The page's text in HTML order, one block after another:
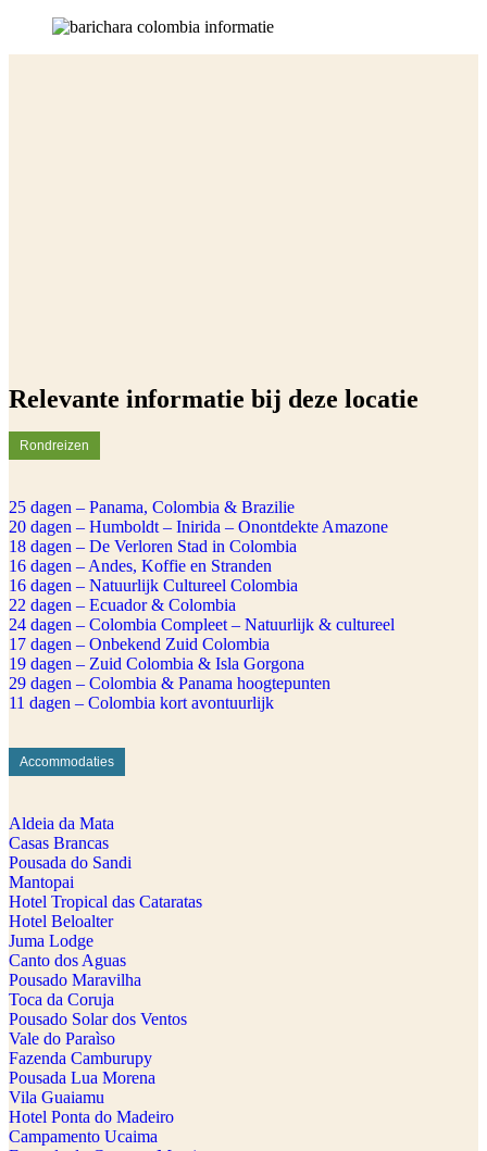
Relevante informatie bij deze locatie
Rondreizen
25 dagen – Panama, Colombia & Brazilie
20 dagen – Humboldt – Inirida – Onontdekte Amazone
18 dagen – De Verloren Stad in Colombia
16 dagen – Andes, Koffie en Stranden
16 dagen – Natuurlijk Cultureel Colombia
22 dagen – Ecuador & Colombia
24 dagen – Colombia Compleet – Natuurlijk & cultureel
17 dagen – Onbekend Zuid Colombia
19 dagen – Zuid Colombia & Isla Gorgona
29 dagen – Colombia & Panama hoogtepunten
11 dagen – Colombia kort avontuurlijk
Accommodaties
Aldeia da Mata
Casas Brancas
Pousada do Sandi
Mantopai
Hotel Tropical das Cataratas
Hotel Beloalter
Juma Lodge
Canto dos Aguas
Pousado Maravilha
Toca da Coruja
Pousado Solar dos Ventos
Vale do Paraìso
Fazenda Camburupy
Pousada Lua Morena
Vila Guaiamu
Hotel Ponta do Madeiro
Campamento Ucaima